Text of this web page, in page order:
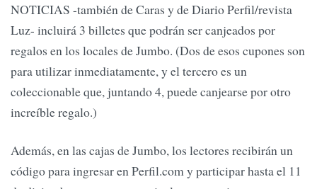
NOTICIAS -también de Caras y de Diario Perfil/revista
Luz- incluirá 3 billetes que podrán ser canjeados por
regalos en los locales de Jumbo. (Dos de esos cupones son
para utilizar inmediatamente, y el tercero es un
coleccionable que, juntando 4, puede canjearse por otro
increíble regalo.)
Además, en las cajas de Jumbo, los lectores recibirán un
código para ingresar en Perfil.com y participar hasta el 11